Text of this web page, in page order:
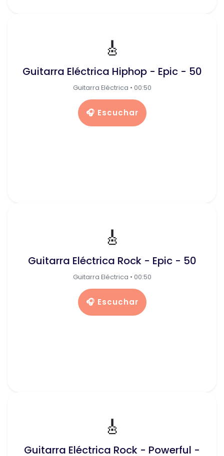
🎸
Guitarra Eléctrica Hiphop - Epic - 50
Guitarra Eléctrica • 00:50
🎧 Escuchar
🎸
Guitarra Eléctrica Rock - Epic - 50
Guitarra Eléctrica • 00:50
🎧 Escuchar
🎸
Guitarra Eléctrica Rock - Powerful -